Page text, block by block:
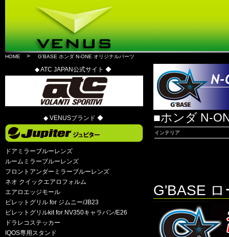
HOME > G'BASE ホンダ N-ONE オリジナルパーツ
◆ ATC JAPAN公式サイト ◆
◆ VENUSブランド ◆
ドアミラーブルーレンズ
ルームミラーブルーレンズ
フロントアンダーミラーブルーレンズ
ネオ クイックエアロフォルム
エアロエッジモール
ビレットグリル for ジムニー/JB23
ビレットグリルkit for NV350キャラバン/E26
ドラレコステッカー
IQOS専用スタンド
■ホンダ N-
インテリア
G'BASE